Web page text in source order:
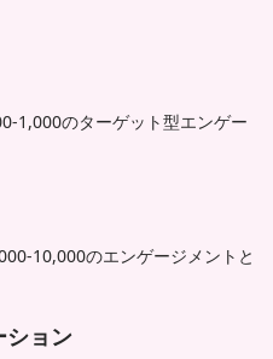
1,000のターゲット型エンゲー
10,000のエンゲージメントと
ション